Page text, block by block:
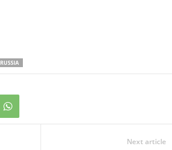
RUSSIA
Next article